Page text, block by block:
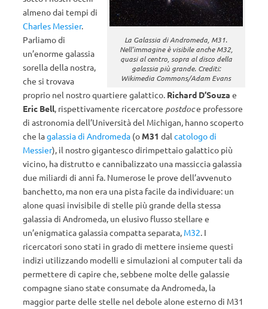
La Galassia di Andromeda, M31.
Nell’immagine è visibile anche M32,
quasi al centro, sopra al disco della
galassia più grande. Crediti:
Wikimedia Commons/Adam Evans
almeno dai tempi di
Charles Messier.
Parliamo di
un’enorme galassia
sorella della nostra,
che si trovava
proprio nel nostro quartiere galattico. Richard D’Souza e
Eric Bell, rispettivamente ricercatore postdoce professore
di astronomia dell’Università del Michigan, hanno scoperto
che lagalassia di Andromeda (o M31 dal catologo di
Messier), il nostro gigantesco dirimpettaio galattico più
vicino, ha distrutto e cannibalizzato una massiccia galassia
due miliardi di anni fa. Numerose le prove dell’avvenuto
banchetto, ma non era una pista facile da individuare: un
alone quasi invisibile di stelle più grande della stessa
galassia di Andromeda, un elusivo flusso stellare e
un’enigmatica galassia compatta separata, M32. I
ricercatori sono stati in grado di mettere insieme questi
indizi utilizzando modelli e simulazioni al computer tali da
permettere di capire che, sebbene molte delle galassie
compagne siano state consumate da Andromeda, la
maggior parte delle stelle nel debole alone esterno di M31